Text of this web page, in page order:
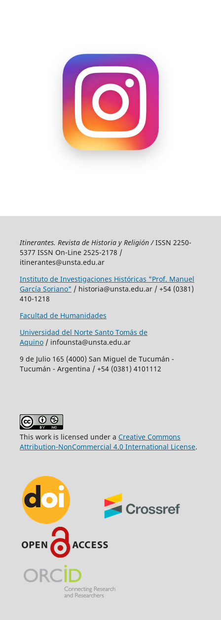
Itinerantes. Revista de Historia y Religión /ISSN 2250-
5377 ISSN On-Line 2525-2178 /
itinerantes@unsta.edu.ar
Instituto de Investigaciones Históricas "Prof. Manuel
García Soriano" / historia@unsta.edu.ar / +54 (0381)
410-1218
Facultad de Humanidades
Universidad del Norte Santo Tomás de
Aquino/ infounsta@unsta.edu.ar
9 de Julio 165 (4000) San Miguel de Tucumán -
Tucumán - Argentina / +54 (0381) 4101112
This work is licensed under a Creative Commons
Attribution-NonCommercial 4.0 International License.